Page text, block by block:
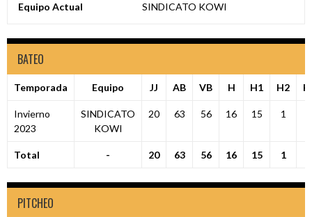
Equipo Actual SINDICATO KOWI
BATEO
Temporada Equipo JJ AB VB H H1 H2
Invierno
2023
SINDICATO
KOWI
20 63 56 16 15 1
Total - 20 63 56 16 15 1
PITCHEO